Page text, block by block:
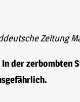
Zeitung
der zerbombten